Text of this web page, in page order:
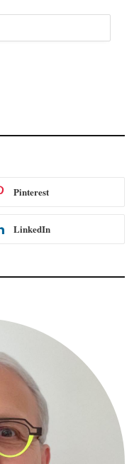
Pinterest
LinkedIn